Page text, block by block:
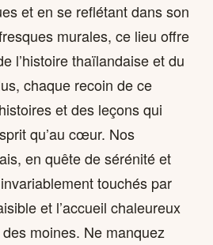
et en se reflétant dans son
murales, ce lieu offre
l’histoire thaïlandaise et du
chaque recoin de ce
et des leçons qui
qu’au cœur. Nos
en quête de sérénité et
touchés par
et l’accueil chaleureux
moines. Ne manquez